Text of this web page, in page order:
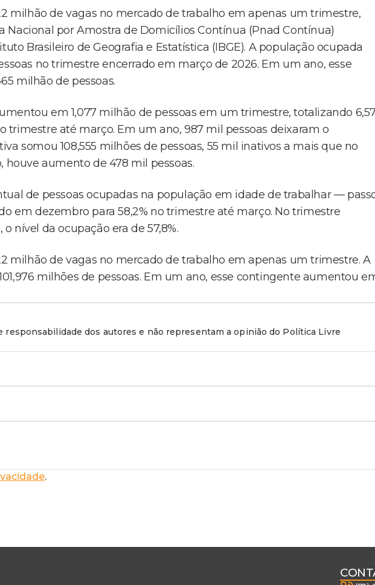
milhão de vagas no mercado de trabalho em apenas um trimestre,
Nacional por Amostra de Domicílios Contínua (Pnad Contínua)
Brasileiro de Geografia e Estatística (IBGE). A população ocupada
no trimestre encerrado em março de 2026. Em um ano, esse
milhão de pessoas.
em 1,077 milhão de pessoas em um trimestre, totalizando
trimestre até março. Em um ano, 987 mil pessoas deixaram o
somou 108,555 milhões de pessoas, 55 mil inativos a mais que no
aumento de 478 mil pessoas.
de pessoas ocupadas na população em idade de trabalhar —
em dezembro para 58,2% no trimestre até março. No trimestre
nível da ocupação era de 57,8%.
milhão de vagas no mercado de trabalho em apenas um trimestre. A
milhões de pessoas. Em um ano, esse contingente aumentou
responsabilidade dos autores e não representam a opinião do Política Livre
.